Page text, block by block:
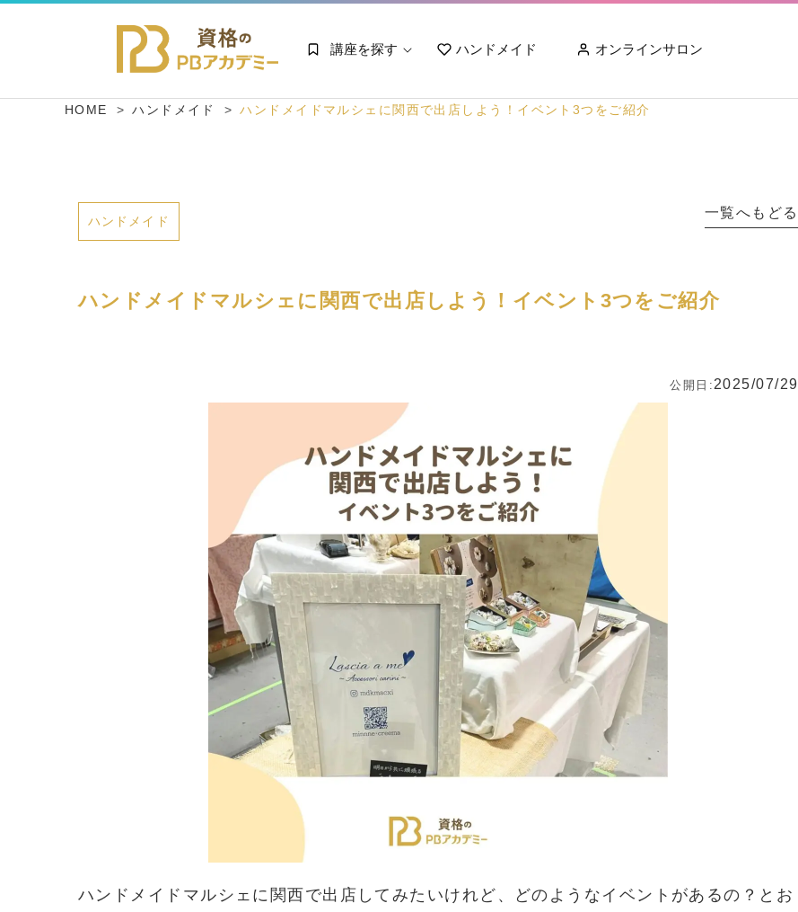
講座を探す ハンドメイド オンラインサロン
HOME ハンドメイド ハンドメイドマルシェに関西で出店しよう！イベント3つをご紹介
ハンドメイド
一覧へもどる
ハンドメイドマルシェに関西で出店しよう！イベント3つをご紹介
公開日: 2025/07/29
ハンドメイドマルシェに関西で出店してみたいけれど、どのようなイベントがあるの？とお